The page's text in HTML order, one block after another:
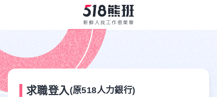
求職登入 (原518人力銀行)